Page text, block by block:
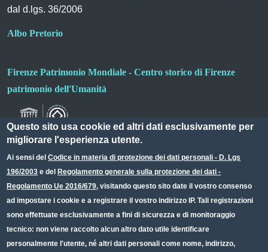
dal d.lgs. 36/2006
Albo Pretorio
Firenze Patrimonio Mondiale - Centro storico di Firenze
patrimonio dell'Umanità
Small prints
Useful links section
Redazione web
Privacy
Note legali
Questo sito usa cookie ed altri dati esclusivamente per
migliorare l'esperienza utente.
Ai sensi delCodice in materia di protezione dei dati personali - D. Lgs
196/2003 e del Regolamento generale sulla protezione dei dati -
Regolamento Ue 2016/679, visitando questo sito date il vostro consenso
ad impostare i cookie e a registrare il vostro indirizzo IP. Tali registrazioni
sono effettuate esclusivamente a fini di sicurezza e di monitoraggio
tecnico: non viene raccolto alcun altro dato utile identificare
personalmente l'utente, né altri dati personali come nome, indirizzo,